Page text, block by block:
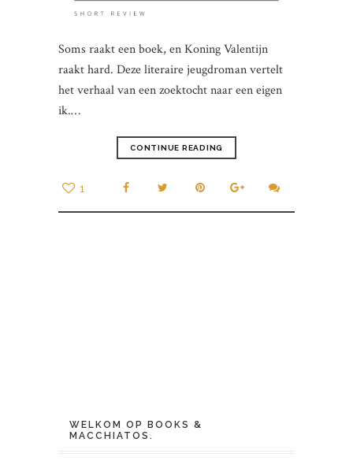
Soms raakt een boek, en Koning Valentijn
raakt hard. Deze literaire jeugdroman vertelt
het verhaal van een zoektocht naar een eigen
ik.…
CONTINUE READING
1
WELKOM OP BOOKS &
MACCHIATOS.